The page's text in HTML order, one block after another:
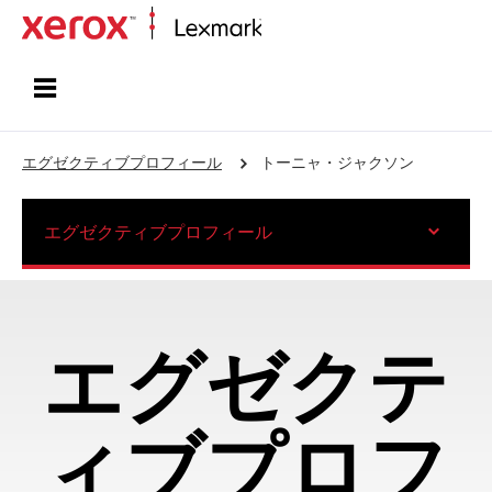
エグゼクティブプロフィール トーニャ・ジャクソン
エグゼクテ
ィブプロフ
エグゼクティブプロフィール